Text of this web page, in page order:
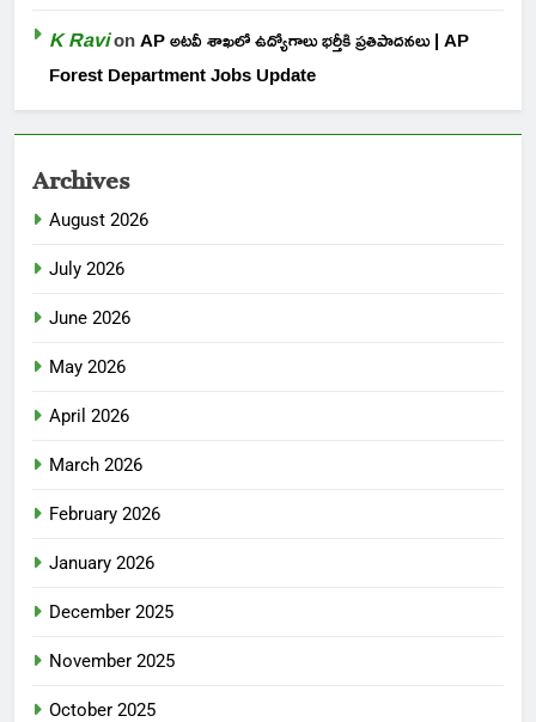
K RavionAP అటవీ శాఖలో ఉద్యోగాలు భర్తీకి ప్రతిపాదనలు | AP
Forest Department Jobs Update
Archives
August 2026
July 2026
June 2026
May 2026
April 2026
March 2026
February 2026
January 2026
December 2025
November 2025
October 2025